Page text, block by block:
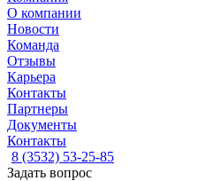
О компании
Новости
Команда
Отзывы
Карьера
Контакты
Партнеры
Документы
Контакты
8 (3532) 53-25-85
Задать вопрос